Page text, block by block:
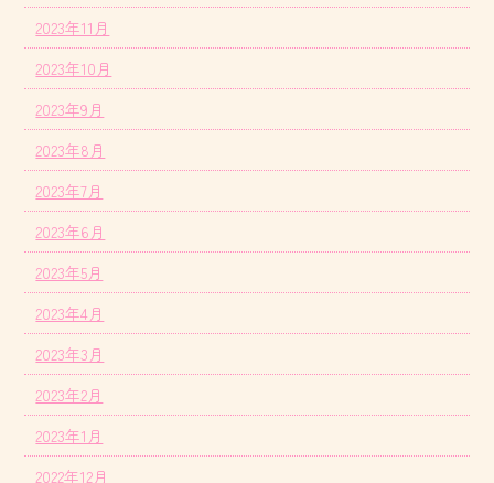
2023年11月
2023年10月
2023年9月
2023年8月
2023年7月
2023年6月
2023年5月
2023年4月
2023年3月
2023年2月
2023年1月
2022年12月